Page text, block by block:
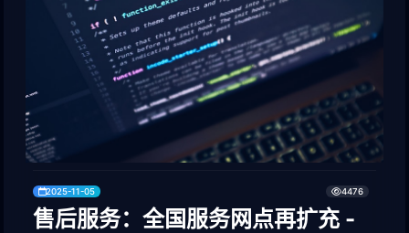
2025-11-05 4476
售后服务：全国服务网点再扩充 -